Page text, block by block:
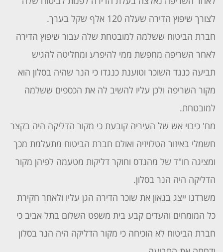
לצורך שיפוץ הדירה שעלה 120 אלף שקל בערך.
חברת הביטוח ששלמה למובטחת שלה עבור שיפוץ הדירה
לאחר השריפה מחפשת ממי להיפרע ומחליטה להגיש
תביעה כנגד השוכר וטוענת כנגדו כי הנר שהיה בסלון הוא
מקור השריפה ולכן עליו להשיב לה את הכספים ששלמה
למובטחת.
מח' כיבוי אש של העיריה קובעת כי מקור הדליקה היה בקצר
חשמלי באיזור הטלויזיה ואולם חברת הביטוח מתעלמת מכך
ומציגה חו"ד של מהנדס וחוקר דליקות מטעמה לפיהן מקור
הדליקה היה הנר בסלון.
משרדנו ייצג בגאון את שוכר הדירה הגן עליו ולאחר חקירת
כל המומחים והעדים קבע בית משפט השלום בתל אביב כי
חברת הביטוח לא הוכיחה כי מקור הדליקה היה הנר בסלון